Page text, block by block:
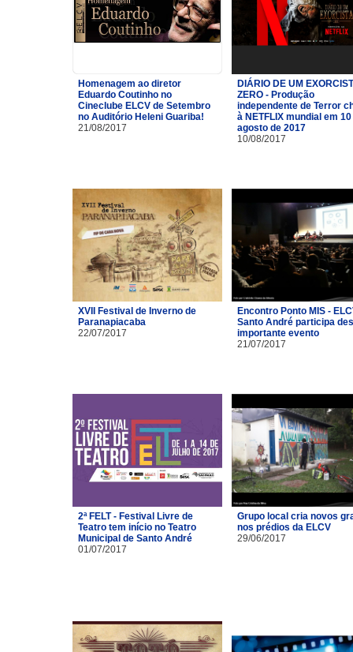
Homenagem ao diretor
Eduardo Coutinho no
Cineclube ELCV de Setembro
no Auditório Heleni Guariba!
21/08/2017
DIÁRIO DE UM
ZERO - Produção
independente de Terror
à NETFLIX mundial em
agosto de 2017
10/08/2017
XVII Festival de Inverno de
Paranapiacaba
22/07/2017
Encontro Ponto MIS -
Santo André participa
importante evento
21/07/2017
2ª FELT - Festival Livre de
Teatro tem início no Teatro
Municipal de Santo André
01/07/2017
Grupo local cria novos
nos prédios da ELCV
29/06/2017